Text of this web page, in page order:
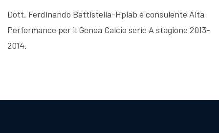
Dott. Ferdinando Battistella-Hplab è consulente Alta
Performance per il Genoa Calcio serie A stagione 2013-
2014.